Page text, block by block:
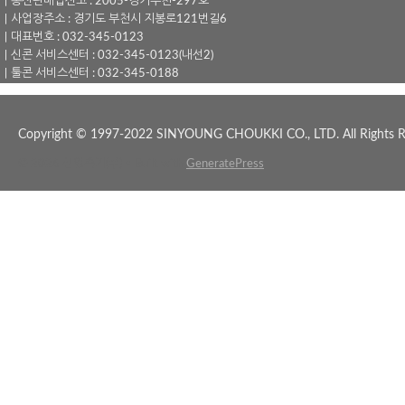
｜사업장주소 : 경기도 부천시 지봉로121번길6
｜대표번호 : 032-345-0123
｜신콘 서비스센터 : 032-345-0123(내선2)
｜툴콘 서비스센터 : 032-345-0188
Copyright © 1997-2022 SINYOUNG CHOUKKI CO., LTD. All Rights
GeneratePress